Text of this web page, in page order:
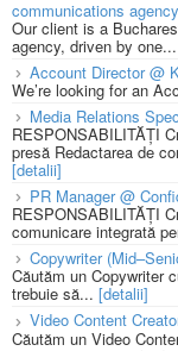
communications
Our client is a
agency, driven by one...
Account Director @
We’re looking for an
Media Relations
RESPONSABILITĂȚI
presă Redactarea de
[detalii]
PR Manager @
RESPONSABILITĂȚI
comunicare integrată
Copywriter
Căutăm un Copywriter
trebuie să... [detalii]
Video Content
Căutăm un Video